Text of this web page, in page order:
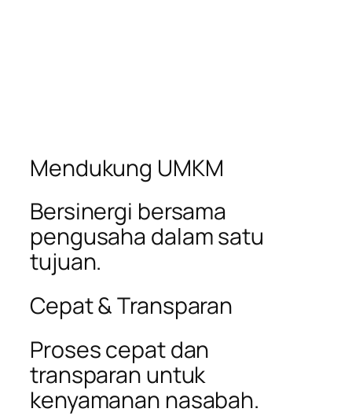
Mendukung UMKM
Bersinergi bersama
pengusaha dalam satu
tujuan.
Cepat & Transparan
Proses cepat dan
transparan untuk
kenyamanan nasabah.